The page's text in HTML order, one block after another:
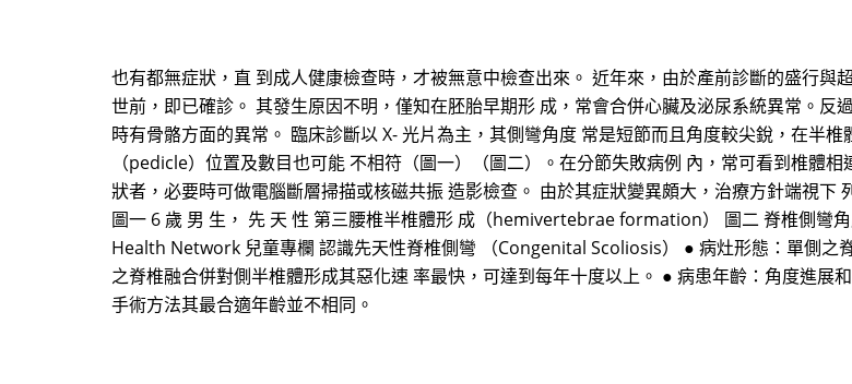
也有都無症狀，直 到成人健康檢查時，才被無意中檢查出來。 近年來，由於產前診斷的盛行與
世前，即已確診。 其發生原因不明，僅知在胚胎早期形 成，常會合併心臟及泌尿系統異常。
時有骨骼方面的異常。 臨床診斷以 X- 光片為主，其側彎角度 常是短節而且角度較尖銳，在半
（pedicle）位置及數目也可能 不相符（圖一）（圖二）。在分節失敗病例 內，常可看到椎
狀者，必要時可做電腦斷層掃描或核磁共振 造影檢查。 由於其症狀變異頗大，治療方針端視下
圖一 6 歲 男 生， 先 天 性 第三腰椎半椎體形 成（hemivertebrae formation） 圖二 脊椎側彎
Health Network 兒童專欄 認識先天性脊椎側彎 （Congenital Scoliosis） ● 病灶形態：單側之
之脊椎融合併對側半椎體形成其惡化速 率最快，可達到每年十度以上。 ● 病患年齡：角度進展
手術方法其最合適年齡並不相同。